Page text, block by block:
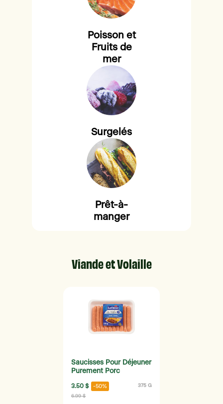
Poisson et
Fruits de
mer
Surgelés
Prêt-à-
manger
Viande et Volaille
Saucisses Pour Déjeuner
Purement Porc
3.50 $ -50% 375 G
6.99 $